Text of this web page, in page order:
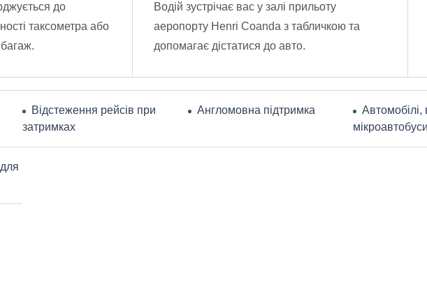
до
таксометра або
Водій зустрічає вас у залі прильоту
аеропорту Henri Coanda з табличкою та
допомагає дістатися до авто.
Відстеження рейсів при
затримках
Англомовна підтримка
Автомобілі,
мікроавтобуси